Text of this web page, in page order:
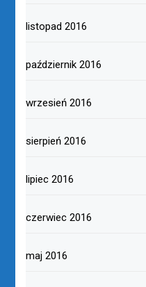
listopad 2016
październik 2016
wrzesień 2016
sierpień 2016
lipiec 2016
czerwiec 2016
maj 2016